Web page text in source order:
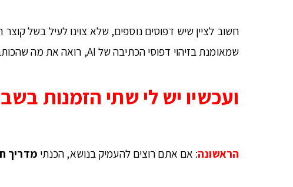
חשוב לציין שיש דפוסים נוספים, שלא צוינו לעיל בשל
שמאומנת בזיהוי דפוסי הכתיבה של AI, רואה את מה שהכותב עצמו לא רואה, וגם יודעת לתקן בהתאם.
ועכשיו יש לי שתי הזמנות
הראשונה: אם אתם רוצים להעמיק בנושא, הכנתי מדריך